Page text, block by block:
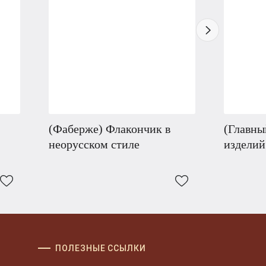
(Фаберже) Флакончик в
неорусском стиле
ПОЛЕЗНЫЕ ССЫЛКИ